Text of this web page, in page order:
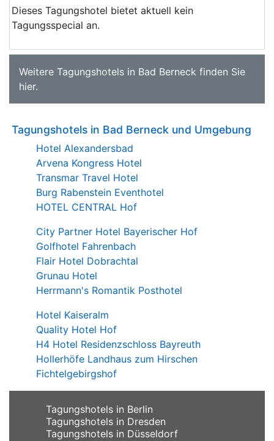
Dieses Tagungshotel bietet aktuell kein
Tagungsspecial an.
Weitere Tagungshotels in Bad Berneck finden Sie
hier.
Tagungshotels in Bad Berneck und Umgebung
Hotel Alexandersbad
Arvena Kongress Hotel
Transmar Travel Hotel
Burg Rabenstein Eventhotel
HOTEL CENTRAL Hof
City Partner Hotel Bayerischer Hof
Golfhotel Fahrenbach
Flair Hotel Dobrachtal
Grunau Hotel
Herrmann's Romantik Posthotel
Hotel Kaiseralm
Quality Hotel Hof
H4 Hotel Residenzschloss Bayreuth
Hollerhöfe Landhaus zum Hirschen
Fichtelgebirgshof
Tagungshotels in Berlin
Tagungshotels in Dresden
Tagungshotels in Düsseldorf